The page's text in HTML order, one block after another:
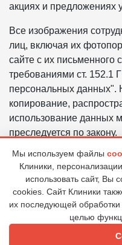
акциях и предложениях
Все изображения
лиц, включая их
сайте с их письменного
требованиями ст.
персональных данных".
копирование,
использование данных
преследуется по закону.
Политика в отношении
данных ООО «ЦГБ
Правовая информация
© 2026
Мы используем файлы
Клиники,
использовать сайт, Вы
cookies. Сайт Клиники
их последующей
целью